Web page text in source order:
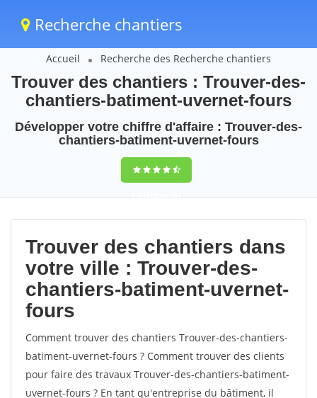
Recherche chantiers
Accueil Recherche des Recherche chantiers
Trouver des chantiers : Trouver-des-
chantiers-batiment-uvernet-fours
Développer votre chiffre d'affaire : Trouver-des-
chantiers-batiment-uvernet-fours
9,5(100%)107
votes
Trouver des chantiers dans
votre ville : Trouver-des-
chantiers-batiment-uvernet-
fours
Comment trouver des chantiers Trouver-des-chantiers-
batiment-uvernet-fours ? Comment trouver des clients
pour faire des travaux Trouver-des-chantiers-batiment-
uvernet-fours ? En tant qu'entreprise du bâtiment, il